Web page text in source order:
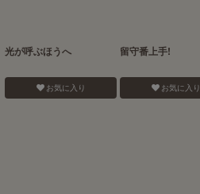
光が呼ぶほうへ
お気に入り
留守番上手!
お気に入り